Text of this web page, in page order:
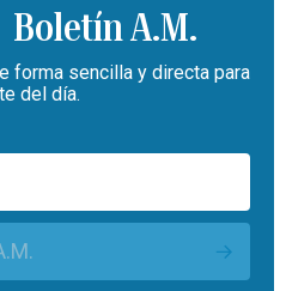
Boletín A.M.
forma sencilla y directa para
del día.